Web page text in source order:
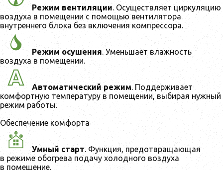
Режим вентиляции . Осуществляет циркуляцию
воздуха в помещении с помощью вентилятора
внутреннего блока без включения компрессора.
Режим осушения . Уменьшает влажность
воздуха в помещении.
Автоматический режим. Поддерживает
комфортную температуру в помещении, выбирая нужный
режим работы.
Обеспечение комфорта
Умный старт . Функция, предотвращающая
в режиме обогрева подачу холодного воздуха
в помещение.